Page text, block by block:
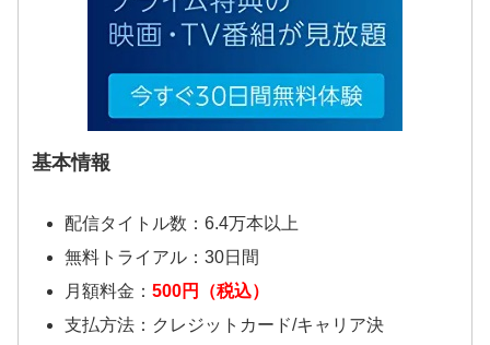
基本情報
配信タイトル数：6.4万本以上
無料トライアル：30日間
月額料金： 500円（税込）
支払方法：クレジットカード/キャリア決